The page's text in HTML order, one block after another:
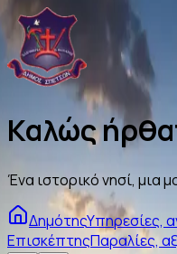
Καλώς
Ένα ιστορικό νησί, μια
ΔημότηςΥπηρεσίες,
ΕπισκέπτηςΠαραλίες,